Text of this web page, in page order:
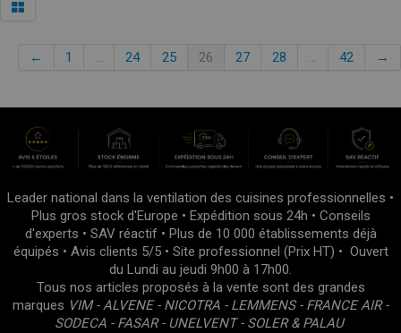
← 1 ... 24 25 26 27 28 ... 42 →
Leader national dans la ventilation des cuisines professionnelles •
Plus gros stock d'Europe • Expédition sous 24h • Conseils
d'experts • SAV réactif • Plus de 10 000 établissements déjà
équipés • Avis clients 5/5 • Site professionnel (Prix HT) • Ouvert
du Lundi au jeudi 9h00 à 17h00.
Tous nos articles proposés à la vente sont des grandes
marques VIM - ALVENE - NICOTRA - LEMMENS - FRANCE AIR -
SODECA - FASAR - UNELVENT - SOLER & PALAU